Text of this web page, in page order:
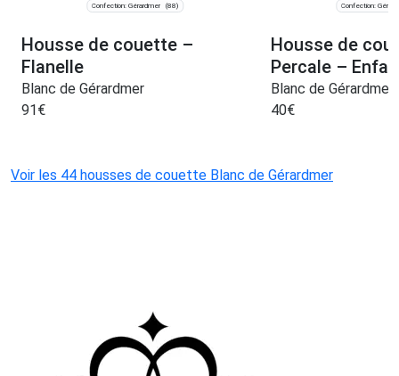
Confection: Gérardmer (88)
Housse de couette –
Flanelle
Blanc de Gérardmer
91 €
Confection:
Housse de
Percale –
Blanc de Gérardmer
40€
Voir les 44 housses de couette Blanc de Gérardmer